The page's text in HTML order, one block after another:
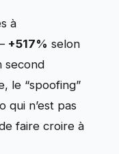
à
+517% selon
second
le “spoofing”
qui n’est pas
faire croire à